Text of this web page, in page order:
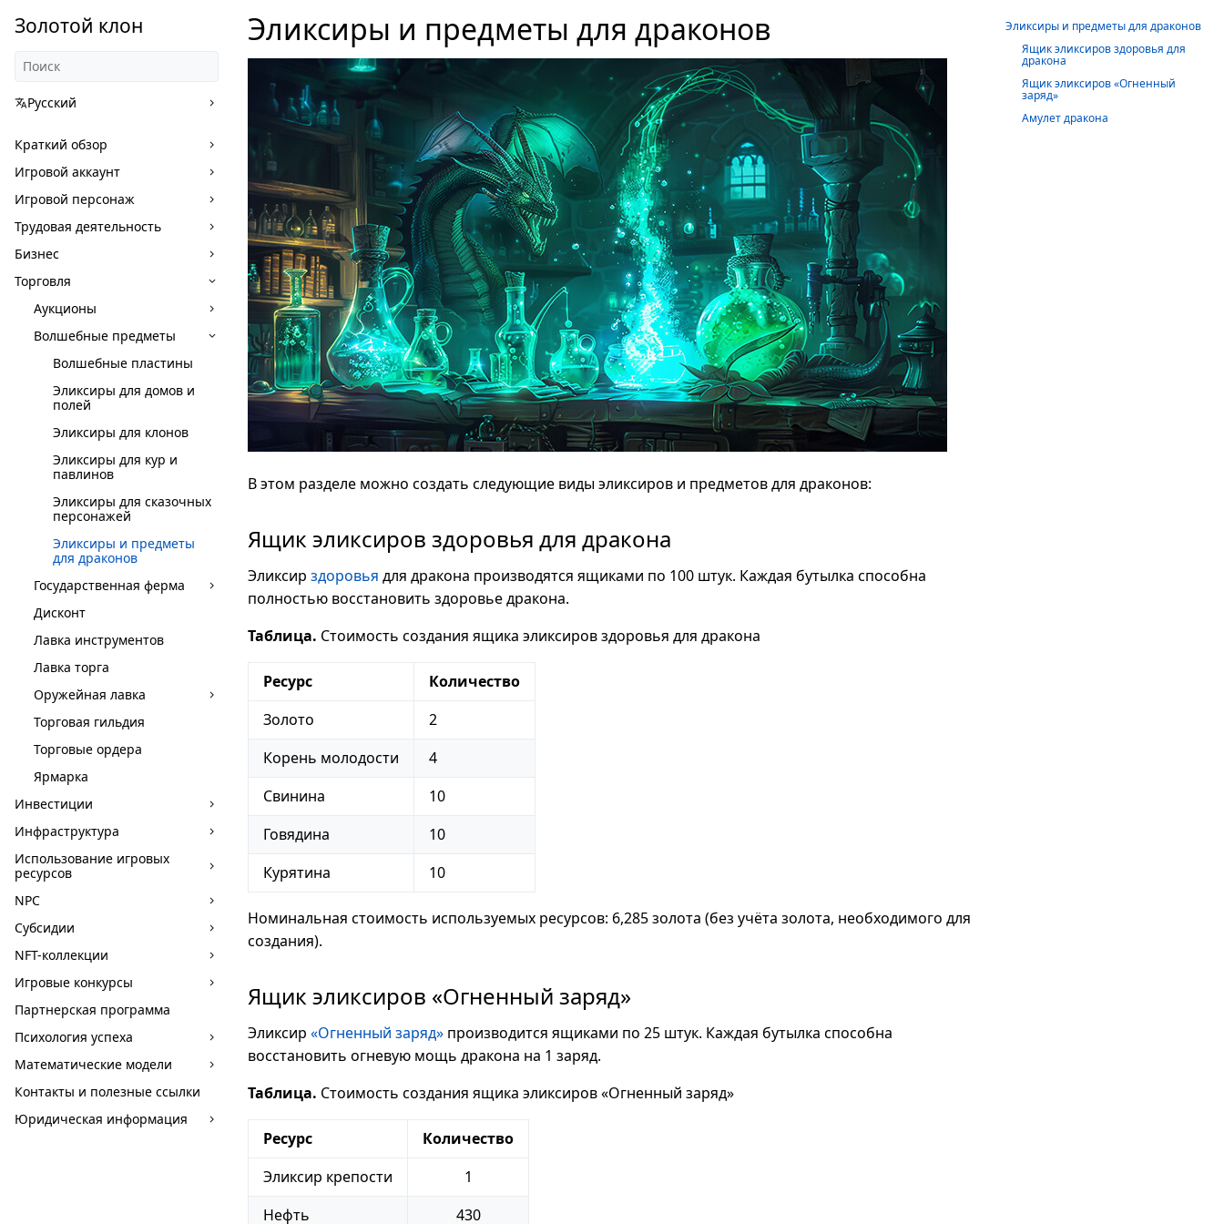
Золотой клон
Русский
Краткий обзор
Игровой аккаунт
Игровой персонаж
Трудовая деятельность
Бизнес
Торговля
Аукционы
Волшебные предметы
Волшебные пластины
Эликсиры для домов и
полей
Эликсиры для клонов
Эликсиры для кур и
павлинов
Эликсиры для сказочных
персонажей
Эликсиры и предметы
для драконов
Государственная ферма
Дисконт
Лавка инструментов
Лавка торга
Оружейная лавка
Торговая гильдия
Торговые ордера
Ярмарка
Инвестиции
Инфраструктура
Использование игровых
ресурсов
NPC
Субсидии
NFT-коллекции
Игровые конкурсы
Партнерская программа
Психология успеха
Математические модели
Контакты и полезные ссылки
Юридическая информация
Эликсиры и предметы для драконов
В этом разделе можно создать следующие виды эликсиров и предметов для драконов:
Ящик эликсиров здоровья для дракона
Эликсир здоровья для дракона производятся ящиками по 100 штук. Каждая бутылка способна
полностью восстановить здоровье дракона.
Таблица. Стоимость создания ящика эликсиров здоровья для дракона
Ресурс
Количество
Золото
2
Корень молодости
4
Свинина
10
Говядина
10
Курятина
10
Номинальная стоимость используемых ресурсов: 6,285 золота (без учёта золота, необходимого для
создания).
Ящик эликсиров «Огненный заряд»
Эликсир «Огненный заряд» производится ящиками по 25 штук. Каждая бутылка способна
восстановить огневую мощь дракона на 1 заряд.
Таблица. Стоимость создания ящика эликсиров «Огненный заряд»
Ресурс
Количество
Эликсир крепости
1
Нефть
430
Эликсиры и предметы для драконов
Ящик эликсиров здоровья для
дракона
Ящик эликсиров «Огненный
заряд»
Амулет дракона